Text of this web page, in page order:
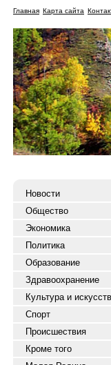
Главная Карта сайта
Новости
Общество
Экономика
Политика
Образование
Здравоохранение
Культура и
Спорт
Происшествия
Кроме того